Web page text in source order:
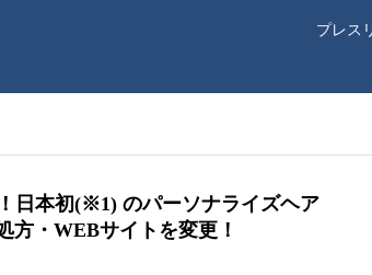
プレス
日本初(※1) のパーソナライズヘア
方・WEBサイトを変更！